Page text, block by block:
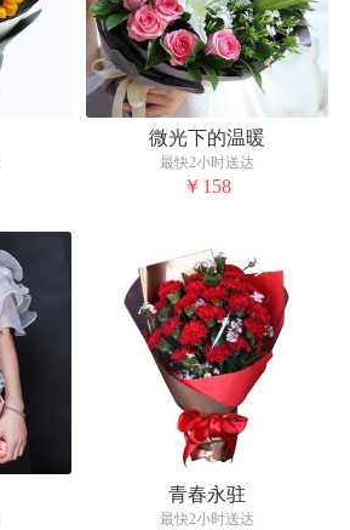
微光下的温暖
最快2小时送达
￥158
青春永驻
最快2小时送达